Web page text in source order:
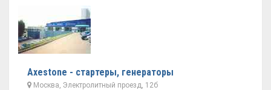
Axestone - стартеры, генераторы
Москва, Электролитный проезд, 12б